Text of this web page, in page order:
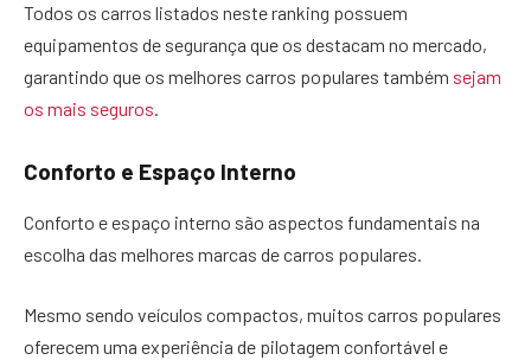
Todos os carros listados neste ranking possuem
equipamentos de segurança que os destacam no mercado,
garantindo que os melhores carros populares também sejam
os mais seguros.
Conforto e Espaço Interno
Conforto e espaço interno são aspectos fundamentais na
escolha das melhores marcas de carros populares.
Mesmo sendo veículos compactos, muitos carros populares
oferecem uma experiência de pilotagem confortável e